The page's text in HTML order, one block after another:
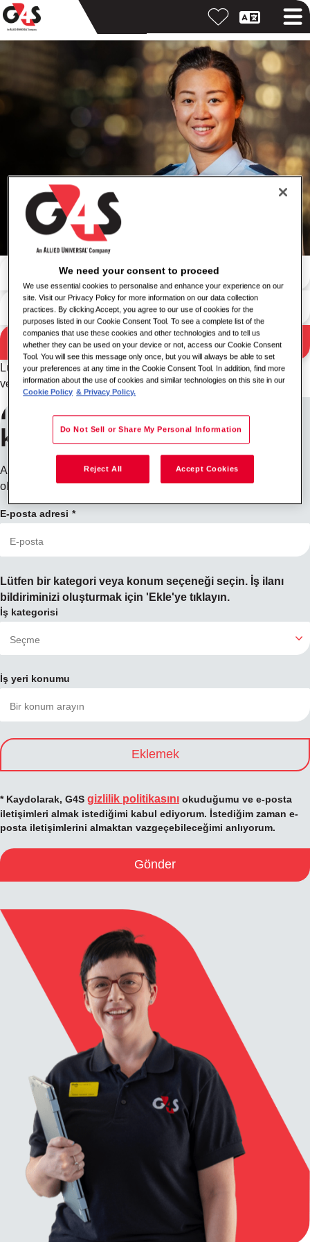
Arama sonuçları
Anahtar kelimeye göre arama
Konuma göre ara
Ara
Lütfen farklı bir anahtar kelime/konum kombinasyonu deneyin
veya arama kriterlerinizi genişletin.
İş ilan bildirimeleri için
kaydolun
Aradığınızı bulamadınız mı? Kaydolun, pozisyonlar müsait
olduğunda sizi bilgilendirelim.
E-posta adresi
Lütfen bir kategori veya konum seçeneği seçin. İş ilanı
bildiriminizi oluşturmak için 'Ekle'ye tıklayın.
İş kategorisi
İş yeri konumu
Eklemek
* Kaydolarak, G4S gizlilik politikasını okuduğumu ve e-posta
iletişimleri almak istediğimi kabul ediyorum. İstediğim zaman e-
posta iletişimlerini almaktan vazgeçebileceğimi anlıyorum.
Gönder
We need your consent to proceed
We use essential cookies to personalise and enhance your experience on our
site. Visit our Privacy Policy for more information on our data collection
practices. By clicking Accept, you agree to our use of cookies for the
purposes listed in our Cookie Consent Tool. To see a complete list of the
companies that use these cookies and other technologies and to tell us
whether they can be used on your device or not, access our Cookie Consent
Tool. You will see this message only once, but you will always be able to set
your preferences at any time in the Cookie Consent Tool. In addition, find more
information about the use of cookies and similar technologies on this site in our
Cookie Policy & Privacy Policy.
Do Not Sell or Share My Personal Information
Reject All Accept Cookies